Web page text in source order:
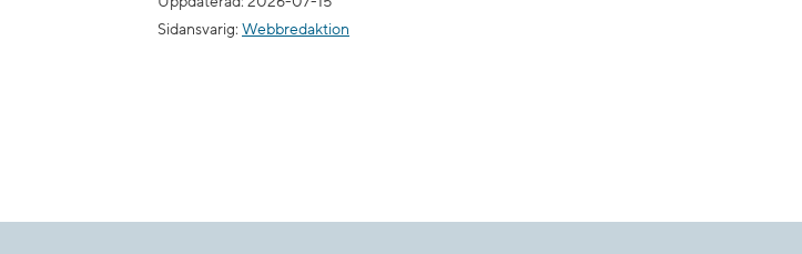
Sidansvarig: Webbredaktion